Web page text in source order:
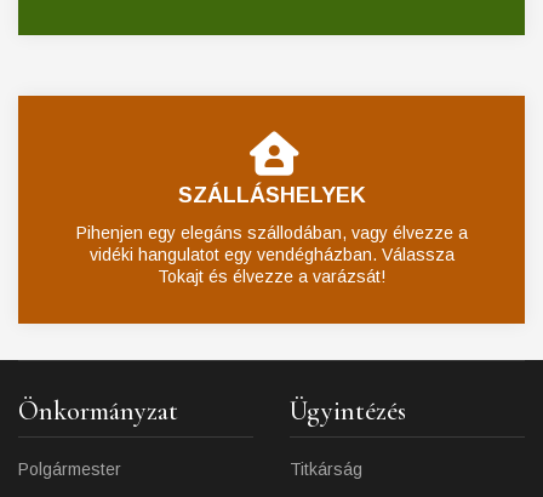
SZÁLLÁSHELYEK
Pihenjen egy elegáns szállodában, vagy élvezze a
vidéki hangulatot egy vendégházban. Válassza
Tokajt és élvezze a varázsát!
Önkormányzat
Polgármester
Ügyintézés
Titkárság